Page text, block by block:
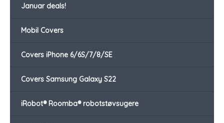
Januar deals!
Mobil Covers
Covers iPhone 6/6S/7/8/SE
Covers Samsung Galaxy S22
iRobot® Roomba® robotstøvsugere